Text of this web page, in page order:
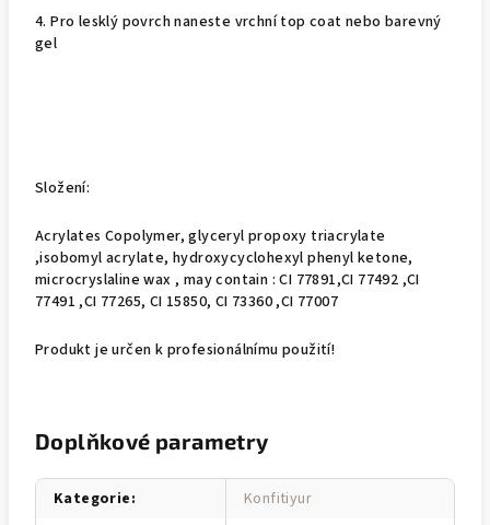
4. Pro lesklý povrch naneste vrchní top coat nebo barevný
gel
Složení:
Acrylates Copolymer, glyceryl propoxy triacrylate
,isobomyl acrylate, hydroxycyclohexyl phenyl ketone,
microcryslaline wax , may contain : CI 77891,CI 77492 ,CI
77491 ,CI 77265, CI 15850, CI 73360 ,CI 77007
Produkt je určen k profesionálnímu použití!
Doplňkové parametry
Kategorie:
Konfitiyur